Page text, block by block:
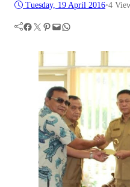
Tuesday, 19 April 2016•4
Facebook Twitter Pinterest Mail WhatsApp